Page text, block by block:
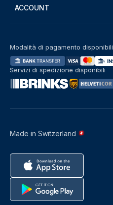
ACCOUNT
Made in Switzerland
Modalità di pagamento disponibili
Servizi di spedizione disponibili